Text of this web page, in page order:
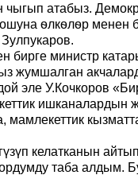
чыгып атабыз.
ѳлкѳлѳр менен
бирге министр
жумшалган
эле У.Кочкоров
ишканалардын
келатканын
таба алдым.